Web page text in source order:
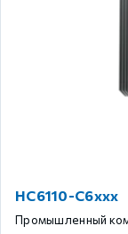
HC6110-C6xxx
Промышленный